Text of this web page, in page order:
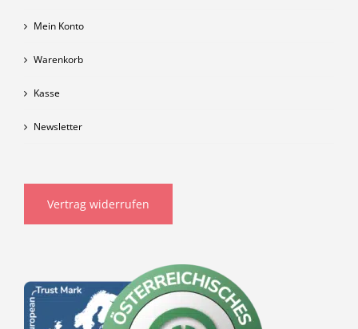
Mein Konto
Warenkorb
Kasse
Newsletter
Vertrag widerrufen